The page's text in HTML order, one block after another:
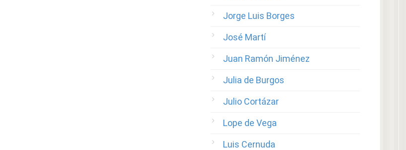
Jorge Luis Borges
José Martí
Juan Ramón Jiménez
Julia de Burgos
Julio Cortázar
Lope de Vega
Luis Cernuda